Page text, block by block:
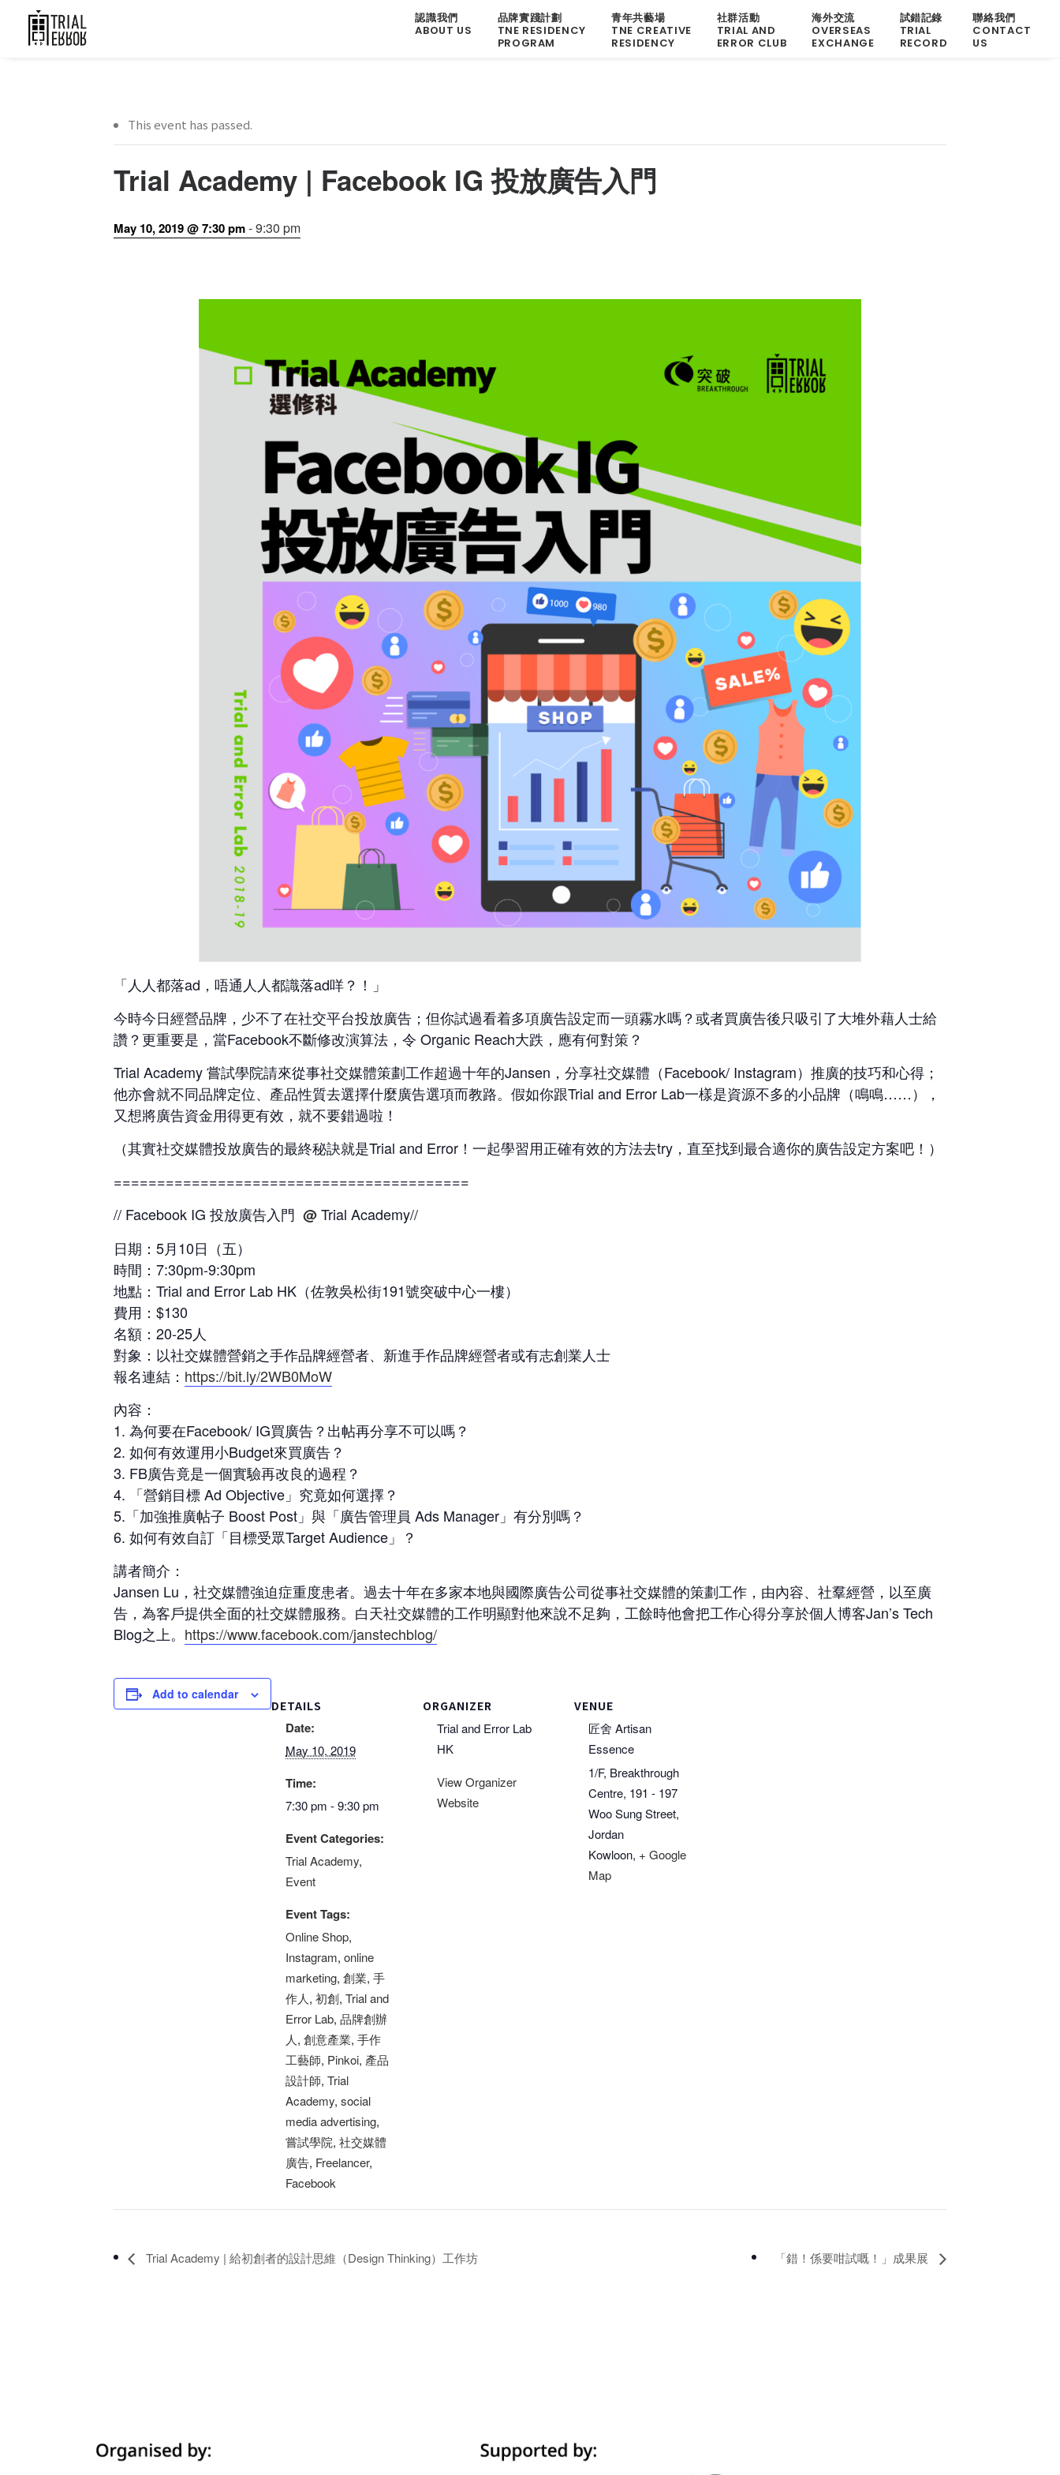
認識我們
ABOUT US
品牌實踐計劃
TNE RESIDENCY
PROGRAM
青年共藝場
TNE CREATIVE
RESIDENCY
社群活動
TRIAL AND
ERROR CLUB
海外交流
OVERSEAS
EXCHANGE
試錯記錄
TRIAL
RECORD
聯絡我們
CONTACT
US
This event has passed.
Trial Academy | Facebook IG 投放廣告入門
May 10, 2019 @ 7:30 pm-9:30 pm
「人人都落ad，唔通人人都識落ad咩？！」
今時今日經營品牌，少不了在社交平台投放廣告；但你試過看着多項廣告設定而一頭霧水嗎？或者買廣告後只吸引了大堆外藉人士給
讚？更重要是，當Facebook不斷修改演算法，令 Organic Reach大跌，應有何對策？
Trial Academy 嘗試學院請來從事社交媒體策劃工作超過十年的Jansen，分享社交媒體（Facebook/ Instagram）推廣的技巧和心得；
他亦會就不同品牌定位、產品性質去選擇什麼廣告選項而教路。假如你跟Trial and Error Lab一樣是資源不多的小品牌（鳴鳴……），
又想將廣告資金用得更有效，就不要錯過啦！
（其實社交媒體投放廣告的最終秘訣就是Trial and Error！一起學習用正確有效的方法去try，直至找到最合適你的廣告設定方案吧！）
=========================================
// Facebook IG 投放廣告入門 @Trial Academy//
日期：5月10日（五）
時間：7:30pm-9:30pm
地點：Trial and Error Lab HK（佐敦吳松街191號突破中心一樓）
費用：$130
名額：20-25人
對象：以社交媒體營銷之手作品牌經營者、新進手作品牌經營者或有志創業人士
報名連結： https://bit.ly/2WB0MoW
內容：
1. 為何要在Facebook/ IG買廣告？出帖再分享不可以嗎？
2. 如何有效運用小Budget來買廣告？
3. FB廣告竟是一個實驗再改良的過程？
4. 「營銷目標 Ad Objective」究竟如何選擇？
5.「加強推廣帖子 Boost Post」與「廣告管理員 Ads Manager」有分別嗎？
6. 如何有效自訂「目標受眾Target Audience」？
講者簡介：
Jansen Lu，社交媒體強迫症重度患者。過去十年在多家本地與國際廣告公司從事社交媒體的策劃工作，由內容、社羣經營，以至廣
告，為客戶提供全面的社交媒體服務。白天社交媒體的工作明顯對他來說不足夠，工餘時他會把工作心得分享於個人博客Jan’s Tech
Blog之上。 https://www.facebook.com/janstechblog/
Add to calendar
DETAILS
Date:
May 10, 2019
Time:
7:30 pm - 9:30 pm
Event Categories:
Trial Academy,
Event
Event Tags:
Online Shop,
Instagram, online
marketing, 創業, 手
作人, 初創, Trial and
Error Lab, 品牌創辦
人, 創意產業, 手作
工藝師, Pinkoi, 產品
設計師, Trial
Academy, social
media advertising,
嘗試學院, 社交媒體
廣告, Freelancer,
Facebook
ORGANIZER
Trial and Error Lab
HK
View Organizer
Website
VENUE
匠舍 Artisan
Essence
1/F, Breakthrough
Centre, 191 - 197
Woo Sung Street,
Jordan
Kowloon, + Google
Map
Trial Academy | 給初創者的設計思維（Design Thinking）工作坊 「錯！係要咁試嘅！」成果展